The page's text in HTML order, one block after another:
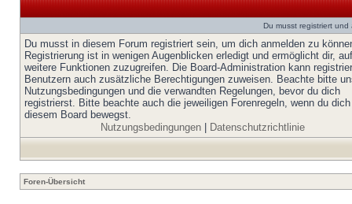
Du musst registriert
Du musst in diesem Forum registriert sein, um dich anmelden zu
Registrierung ist in wenigen Augenblicken erledigt und ermöglicht dir, auf
weitere Funktionen zuzugreifen. Die Board-Administration kann
Benutzern auch zusätzliche Berechtigungen zuweisen. Beachte bitte
Nutzungsbedingungen und die verwandten Regelungen, bevor du dich
registrierst. Bitte beachte auch die jeweiligen Forenregeln, wenn du
diesem Board bewegst.
Nutzungsbedingungen| Datenschutzrichtlinie
Foren-Übersicht